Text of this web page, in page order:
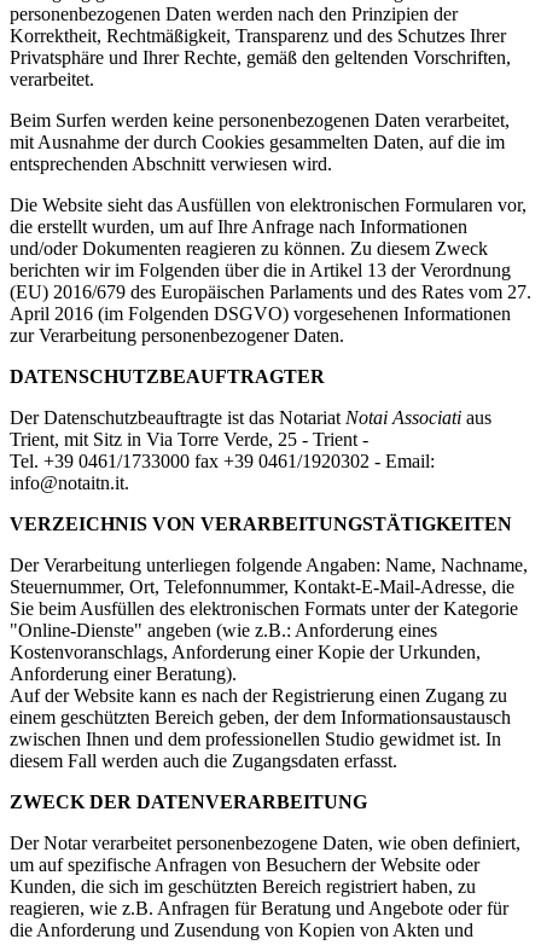
personenbezogenen Daten werden nach den Prinzipien der
Korrektheit, Rechtmäßigkeit, Transparenz und des Schutzes Ihrer
Privatsphäre und Ihrer Rechte, gemäß den geltenden Vorschriften,
verarbeitet.
Beim Surfen werden keine personenbezogenen Daten verarbeitet,
mit Ausnahme der durch Cookies gesammelten Daten, auf die im
entsprechenden Abschnitt verwiesen wird.
Die Website sieht das Ausfüllen von elektronischen Formularen vor,
die erstellt wurden, um auf Ihre Anfrage nach Informationen
und/oder Dokumenten reagieren zu können. Zu diesem Zweck
berichten wir im Folgenden über die in Artikel 13 der Verordnung
(EU) 2016/679 des Europäischen Parlaments und des Rates vom 27.
April 2016 (im Folgenden DSGVO) vorgesehenen Informationen
zur Verarbeitung personenbezogener Daten.
DATENSCHUTZBEAUFTRAGTER
Der Datenschutzbeauftragte ist das Notariat Notai Associati aus
Trient, mit Sitz in Via Torre Verde, 25 - Trient -
Tel. +39 0461/1733000 fax +39 0461/1920302 - Email:
info@notaitn.it.
VERZEICHNIS VON VERARBEITUNGSTÄTIGKEITEN
Der Verarbeitung unterliegen folgende Angaben: Name, Nachname,
Steuernummer, Ort, Telefonnummer, Kontakt-E-Mail-Adresse, die
Sie beim Ausfüllen des elektronischen Formats unter der Kategorie
"Online-Dienste" angeben (wie z.B.: Anforderung eines
Kostenvoranschlags, Anforderung einer Kopie der Urkunden,
Anforderung einer Beratung).
Auf der Website kann es nach der Registrierung einen Zugang zu
einem geschützten Bereich geben, der dem Informationsaustausch
zwischen Ihnen und dem professionellen Studio gewidmet ist. In
diesem Fall werden auch die Zugangsdaten erfasst.
ZWECK DER DATENVERARBEITUNG
Der Notar verarbeitet personenbezogene Daten, wie oben definiert,
um auf spezifische Anfragen von Besuchern der Website oder
Kunden, die sich im geschützten Bereich registriert haben, zu
reagieren, wie z.B. Anfragen für Beratung und Angebote oder für
die Anforderung und Zusendung von Kopien von Akten und